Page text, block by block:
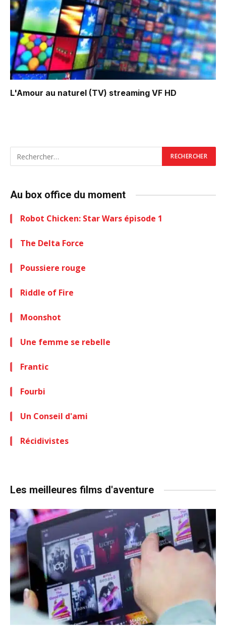
L'Amour au naturel (TV) streaming VF HD
Au box office du moment
Robot Chicken: Star Wars épisode 1
The Delta Force
Poussiere rouge
Riddle of Fire
Moonshot
Une femme se rebelle
Frantic
Fourbi
Un Conseil d'ami
Récidivistes
Les meilleures films d'aventure